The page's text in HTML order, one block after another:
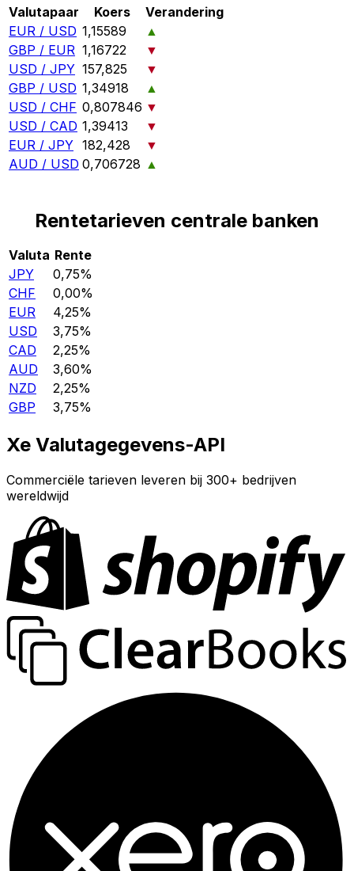
Valutapaar Koers
Verandering
EUR / USD 1,15589
▲
GBP / EUR 1,16722
▼
USD / JPY 157,825
▼
GBP / USD 1,34918
▲
USD / CHF 0,807846 ▼
USD / CAD 1,39413
▼
EUR / JPY 182,428
▼
AUD / USD 0,706728 ▲
Rentetarieven centrale banken
Valuta Rente
JPY
0,75%
CHF
0,00%
EUR
4,25%
USD
3,75%
CAD
2,25%
AUD
3,60%
NZD
2,25%
GBP
3,75%
Xe Valutagegevens-API
Commerciële tarieven leveren bij 300+ bedrijven
wereldwijd